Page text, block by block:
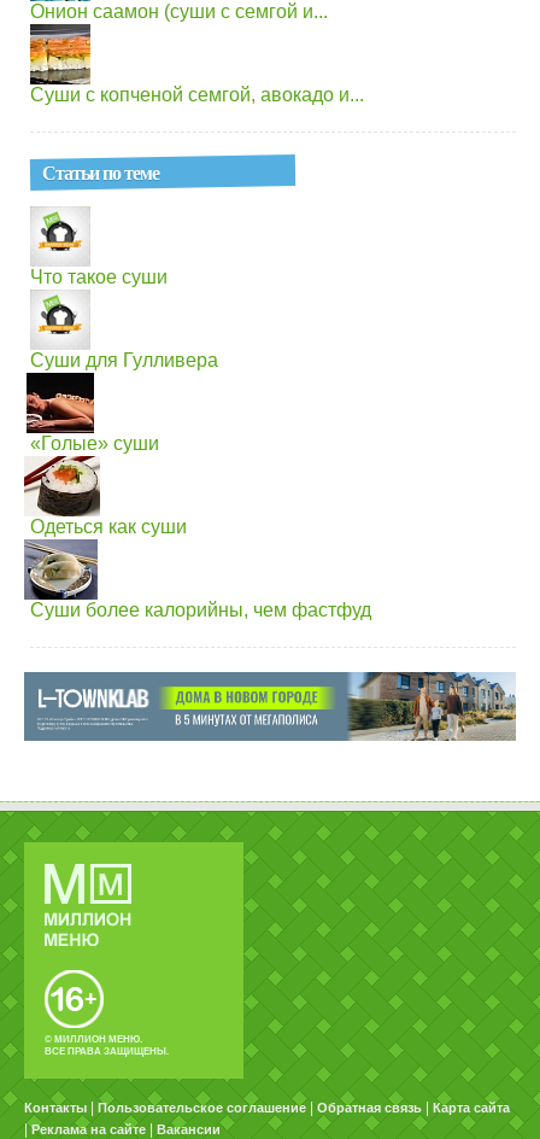
Онион саамон (суши с семгой и...
Суши с копченой семгой, авокадо и...
Статьи по теме
Что такое суши
Суши для Гулливера
«Голые» суши
Одеться как суши
Суши более калорийны, чем фастфуд
© МИЛЛИОН МЕНЮ.
ВСЕ ПРАВА ЗАЩИЩЕНЫ.
Контакты Пользовательское соглашение Обратная связь Карта сайта
|Реклама на сайте Вакансии